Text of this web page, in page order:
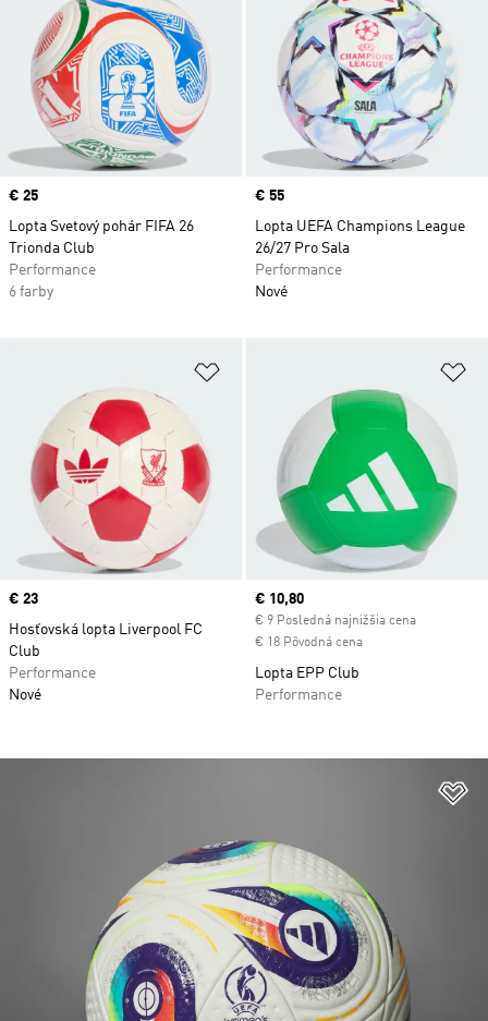
Price
€ 25
Lopta Svetový pohár FIFA 26
Trionda Club
Performance
6 farby
Price
€ 55
Lopta UEFA Champions League
26/27 Pro Sala
Performance
Nové
Pridať do zoznamu želaných
Price
€ 23
Hosťovská lopta Liverpool FC
Club
Performance
Nové
Current price
€ 10,80
€ 9 Posledná najnižšia cena
€ 18 Pôvodná cena
Lopta EPP Club
Performance